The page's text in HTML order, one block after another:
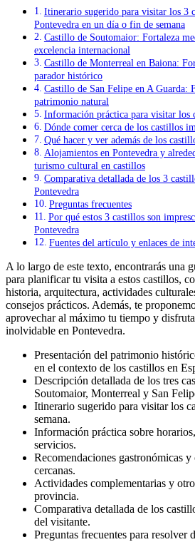
Itinerario sugerido para visitar los 3
Pontevedra en un día o fin de semana
Castillo de Soutomaior: Fortaleza
excelencia internacional
Castillo de Monterreal en Baiona:
parador histórico
Castillo de San Felipe en A Guarda:
patrimonio natural
Información práctica para visitar los
Dónde comer cerca de los castillos
Qué hacer y ver además de los
Alojamientos en Pontevedra y
turismo cultural en castillos
Comparativa detallada de los 3
Pontevedra
Preguntas frecuentes
Por qué estos 3 castillos son
Pontevedra
Fuentes del artículo y enlaces de
A lo largo de este texto, encontrarás una
para planificar tu visita a estos castillos,
historia, arquitectura, actividades
consejos prácticos. Además, te
aprovechar al máximo tu tiempo y
inolvidable en Pontevedra.
Presentación del patrimonio
en el contexto de los castillos en
Descripción detallada de los tres
Soutomaior, Monterreal y San
Itinerario sugerido para visitar los
semana.
Información práctica sobre
servicios.
Recomendaciones gastronómicas
cercanas.
Actividades complementarias y
provincia.
Comparativa detallada de los
del visitante.
Preguntas frecuentes para resolver